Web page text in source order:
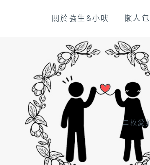
關於強生&小吠 懶人
二枚愛